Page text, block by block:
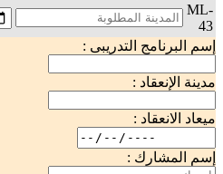
ML-
43
إسم البرنامج التدريبى :
مدينة الإنعقاد :
ميعاد الانعقاد :
إسم المشارك :